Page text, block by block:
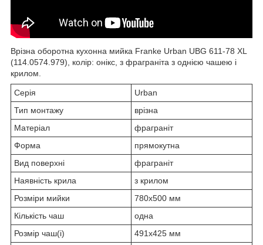
Врізна оборотна кухонна мийка Franke Urban UBG 611-78 XL
(114.0574.979), колір: онікс, з фраграніта з однією чашею і
крилом.
Серія
Urban
Тип монтажу
врізна
Матеріал
фраграніт
Форма
прямокутна
Вид поверхні
фраграніт
Наявність крила
з крилом
Розміри мийки
780х500 мм
Кількість чаш
одна
Розмір чаш(і)
491х425 мм